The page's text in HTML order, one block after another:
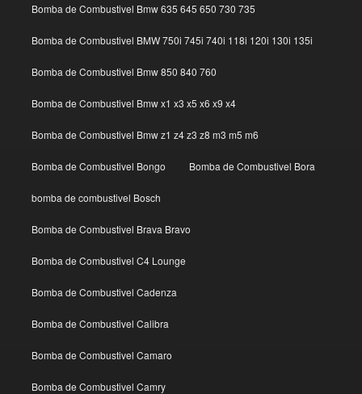
Bomba de Combustivel Bmw 635 645 650 730 735
Bomba de Combustivel BMW 750i 745i 740i 118i 120i 130i 135i
Bomba de Combustivel Bmw 850 840 760
Bomba de Combustivel Bmw x1 x3 x5 x6 x9 x4
Bomba de Combustivel Bmw z1 z4 z3 z8 m3 m5 m6
Bomba de Combustivel Bongo Bomba de Combustivel Bora
bomba de combustivel Bosch
Bomba de Combustivel Brava Bravo
Bomba de Combustivel C4 Lounge
Bomba de Combustivel Cadenza
Bomba de Combustivel Calibra
Bomba de Combustivel Camaro
Bomba de Combustivel Camry